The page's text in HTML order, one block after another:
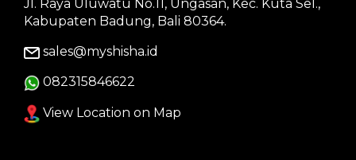
Jl. Raya Uluwatu No.11, Ungasan, Kec. Kuta Sel.,
Kabupaten Badung, Bali 80364.
sales@myshisha.id
082315846622
View Location on Map